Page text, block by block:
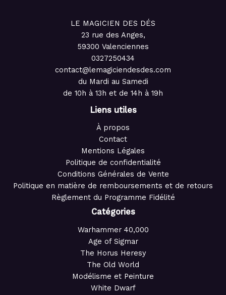
LE MAGICIEN DES DÉS
23 rue des Anges,
59300 Valenciennes
0327250434
contact@lemagiciendesdes.com
du Mardi au Samedi
de 10h à 13h et de 14h à 19h
Liens utiles
À propos
Contact
Mentions Légales
Politique de confidentialité
Conditions Générales de Vente
Politique en matière de remboursements et de retours
Règlement du Programme Fidélité
Catégories
Warhammer 40,000
Age of Sigmar
The Horus Heresy
The Old World
Modélisme et Peinture
White Dwarf